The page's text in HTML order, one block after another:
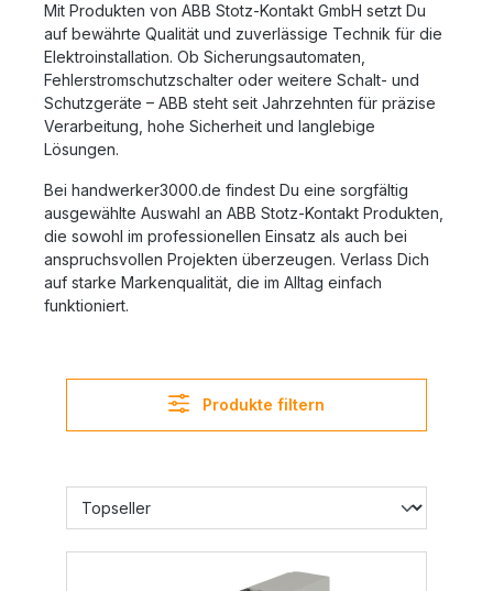
Mit Produkten von ABB Stotz-Kontakt GmbH setzt Du
auf bewährte Qualität und zuverlässige Technik für die
Elektroinstallation. Ob Sicherungsautomaten,
Fehlerstromschutzschalter oder weitere Schalt- und
Schutzgeräte – ABB steht seit Jahrzehnten für präzise
Verarbeitung, hohe Sicherheit und langlebige
Lösungen.
Bei handwerker3000.de findest Du eine sorgfältig
ausgewählte Auswahl an ABB Stotz-Kontakt Produkten,
die sowohl im professionellen Einsatz als auch bei
anspruchsvollen Projekten überzeugen. Verlass Dich
auf starke Markenqualität, die im Alltag einfach
funktioniert.
Produkte filtern